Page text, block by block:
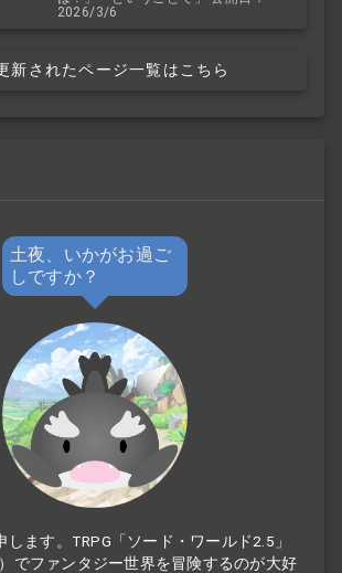
2026/3/6
新されたページ一覧はこちら
土夜、いかがお過ご
しですか？
します。TRPG「ソード・ワールド2.5」
でファンタジー世界を冒険するのが大好